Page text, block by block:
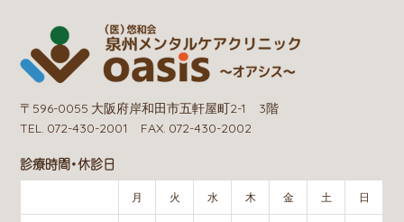
〒596-0055 大阪府岸和田市五軒屋町2-1 3階
TEL. 072-430-2001 FAX. 072-430-2002
診療時間・休診日
月 火 水 木 金 土 日